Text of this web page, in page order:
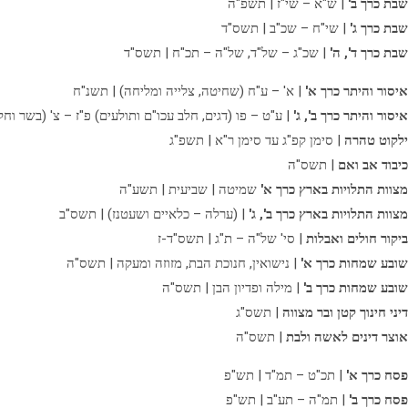
שבת כרך ב' | ש"א – שי"ז | תשפ"ה
שבת כרך ג' | שי"ח – שכ"ב | תשס"ד
שבת כרך ד', ה' | שכ"ג – של"ד, של"ה – תכ"ח | תשס"ד
איסור והיתר כרך א' | א' – ע"ח (שחיטה, צלייה ומליחה) | תשנ"ח
איסור והיתר כרך ב', ג' | ע"ט – פו (דגים, חלב עכו"ם ותולעים) פ"ז – צ' (בשר
ילקוט טהרה | סימן קפ"ג עד סימן ר"א | תשפ"ג
כיבוד אב ואם | תשס"ה
מצוות התלויות בארץ כרך א' שמיטה | שביעית | תשע"ה
מצוות התלויות בארץ כרך ב', ג' | (ערלה – כלאיים ושעטנז) | תשס"ב
ביקור חולים ואבלות | סי' של"ה – ת"ג | תשס"ד-ז
שובע שמחות כרך א' | נישואין, חנוכת הבת, מזוזה ומעקה | תשס"ה
שובע שמחות כרך ב' | מילה ופדיון הבן | תשס"ה
דיני חינוך קטן ובר מצווה | תשס"ג
אוצר דינים לאשה ולבת | תשס"ה
פסח כרך א' | תכ"ט – תמ"ד | תש"פ
פסח כרך ב' | תמ"ה – תע"ב | תש"פ